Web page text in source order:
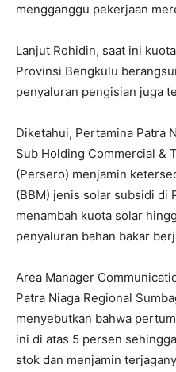
mengganggu pekerjaan
Lanjut Rohidin, saat ini
Provinsi Bengkulu
penyaluran pengisian juga
Diketahui, Pertamina Patra
Sub Holding Commercial &
(Persero) menjamin
(BBM) jenis solar subsidi di
menambah kuota solar
penyaluran bahan bakar
Area Manager
Patra Niaga Regional
menyebutkan bahwa
ini di atas 5 persen
stok dan menjamin